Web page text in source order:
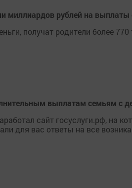
миллиардов рублей на
получат родители более 770
выплатам семьям с
сайт госуслуги.рф, на
для вас ответы на все